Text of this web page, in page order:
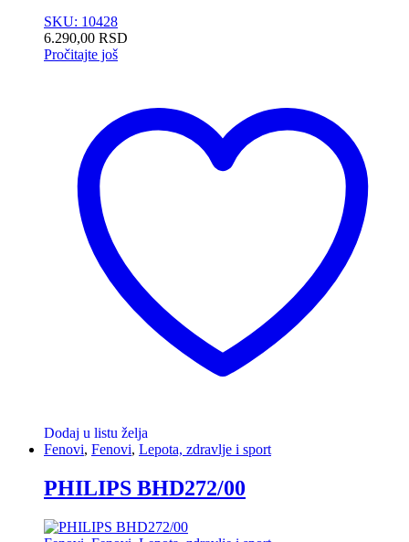
SKU: 10428
6.290,00 RSD
Pročitajte još
Dodaj u listu želja
Fenovi, Fenovi, Lepota, zdravlje i sport
PHILIPS BHD272/00